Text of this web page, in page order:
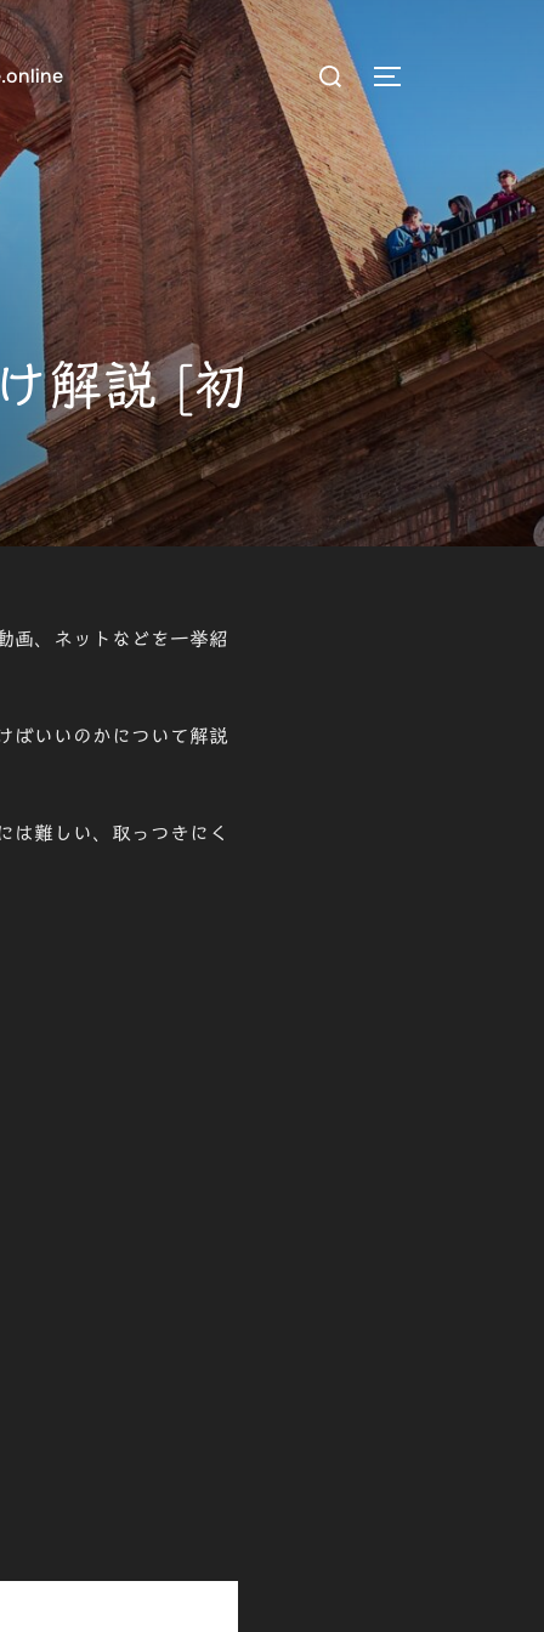
検
索
対
象:
サイドバーとナ
解説 [初
画、ネットなどを一挙紹
ばいいのかについて解説
は難しい、取っつきにく